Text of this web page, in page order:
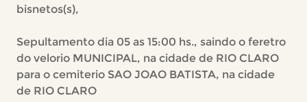
bisnetos(s),
Sepultamento dia 05 as 15:00 hs., saindo o feretro
do velorio MUNICIPAL, na cidade de RIO CLARO
para o cemiterio SAO JOAO BATISTA, na cidade
de RIO CLARO